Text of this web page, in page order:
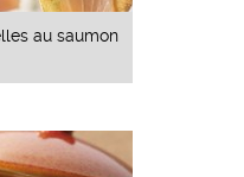
au saumon